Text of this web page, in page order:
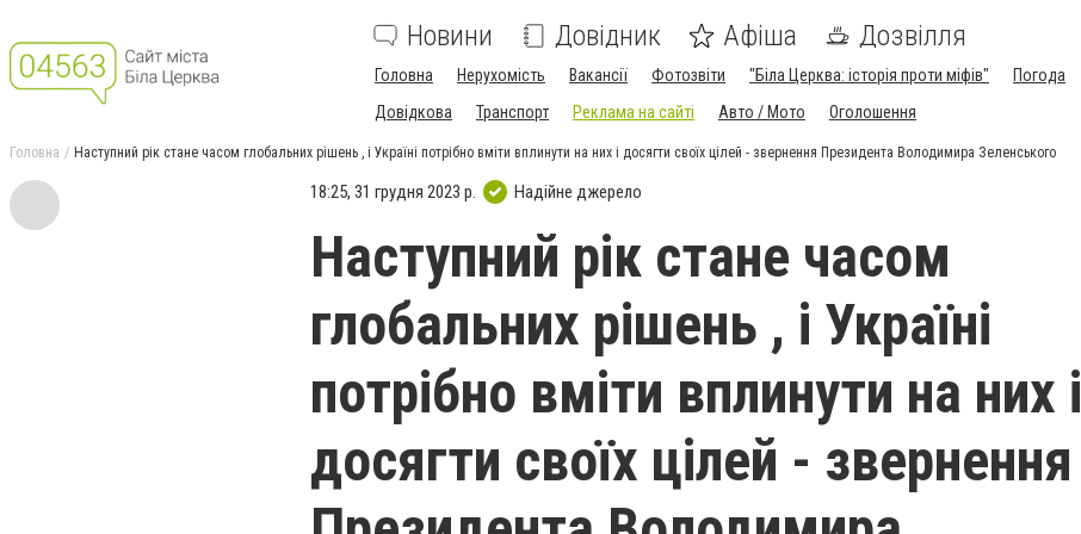
Новини Довідник Афіша Дозвілля
Головна Нерухомість Вакансії Фотозвіти "Біла Церква: історія проти міфів" Погода
Довідкова
Транспорт Реклама на сайті Авто / Мото Оголошення
Головна Наступний рік стане часом глобальних рішень , і Україні потрібно вміти вплинути на них і досягти своїх цілей - звернення Президента Володимира Зеленського
18:25, 31 грудня 2023 р. Надійне джерело
Наступний рік стане часом
глобальних рішень , і Україні
потрібно вміти вплинути на них і
досягти своїх цілей - звернення